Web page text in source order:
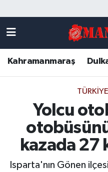
Kahramanmaraş
Yolcu
kazada 27
Isparta'nın Gönen
DULKADİROĞLU
KAHRAMANMARAŞ
ONİKİŞUBAT
ÖZEL HABER
Künye
Kahramanmaraş
Kahramanmaraş
Kahramanmaraş
Süper Lig Puan
Tüm Manşetler
Son Dakika